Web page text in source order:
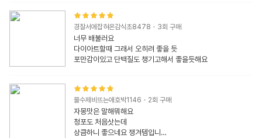
경찰서에잡혀온감식초8478 · 3회 구매
너무 배불러요
다이아트할때 그래서 오히려 좋을 듯
포만감이있고 단백질도 챙기고해서 좋을듯해요
물수제비뜨는애호박1146 · 2회 구매
자몽맛은 말해뭐해요
청포도 처음삿는데
상큼하니 좋으네요 쟁겨템입니다